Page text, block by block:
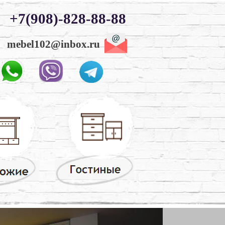
mebel102@inbox.ru
+7(908)-828-88-88